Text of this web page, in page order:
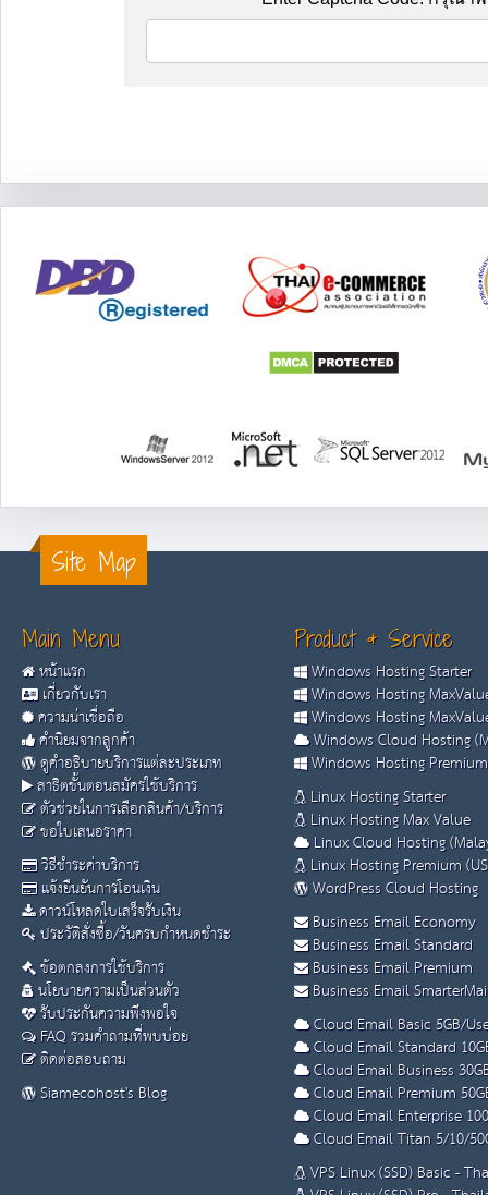
Site Map
Main Menu
หน้าแรก
เกี่ยวกับเรา
ความน่าเชื่อถือ
คำนิยมจากลูกค้า
ดูคำอธิบายบริการแต่ละประเภท
สาธิตขั้นตอนสมัครใช้บริการ
ตัวช่วยในการเลือกสินค้า/บริการ
ขอใบเสนอราคา
วิธีชำระค่าบริการ
แจ้งยืนยันการโอนเงิน
ดาวน์โหลดใบเสร็จรับเงิน
ประวัติสั่งซื้อ/วันครบกำหนดชำระ
ข้อตกลงการใช้บริการ
นโยบายความเป็นส่วนตัว
รับประกันความพึงพอใจ
FAQ รวมคำถามที่พบบ่อย
ติดต่อสอบถาม
Siamecohost's Blog
Product & Service
Windows Hosting Starter
Windows Hosting
Windows Hosting
Windows Cloud Hosting
Windows Hosting
Linux Hosting Starter
Linux Hosting Max Value
Linux Cloud Hosting
Linux Hosting Premium
WordPress Cloud Hosting
Business Email Economy
Business Email Standard
Business Email Premium
Business Email
Cloud Email Basic 5GB/
Cloud Email Standard
Cloud Email Business
Cloud Email Premium
Cloud Email Enterprise
Cloud Email Titan 5/10/
VPS Linux (SSD) Basic -